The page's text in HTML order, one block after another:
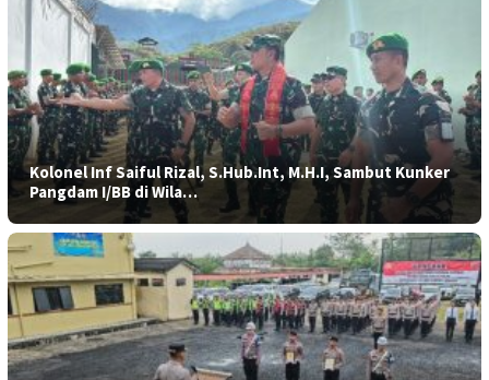
Kolonel Inf Saiful Rizal, S.Hub.Int, M.H.I, Sambut Kunker
Pangdam I/BB di Wila…